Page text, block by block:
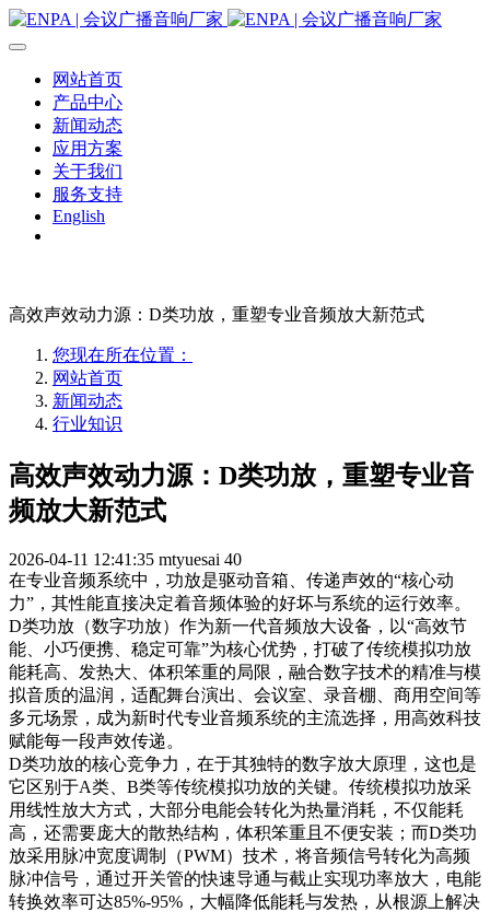
网站首页
产品中心
新闻动态
应用方案
关于我们
服务支持
English
高效声效动力源：D类功放，重塑专业音频放大新范式
您现在所在位置：
网站首页
新闻动态
行业知识
高效声效动力源：D类功放，重塑专业音
频放大新范式
2026-04-11 12:41:35 mtyuesai 40
在专业音频系统中，功放是驱动音箱、传递声效的“核心动
力”，其性能直接决定着音频体验的好坏与系统的运行效率。
D类功放（数字功放）作为新一代音频放大设备，以“高效节
能、小巧便携、稳定可靠”为核心优势，打破了传统模拟功放
能耗高、发热大、体积笨重的局限，融合数字技术的精准与模
拟音质的温润，适配舞台演出、会议室、录音棚、商用空间等
多元场景，成为新时代专业音频系统的主流选择，用高效科技
赋能每一段声效传递。
D类功放的核心竞争力，在于其独特的数字放大原理，这也是
它区别于A类、B类等传统模拟功放的关键。传统模拟功放采
用线性放大方式，大部分电能会转化为热量消耗，不仅能耗
高，还需要庞大的散热结构，体积笨重且不便安装；而D类功
放采用脉冲宽度调制（PWM）技术，将音频信号转化为高频
脉冲信号，通过开关管的快速导通与截止实现功率放大，电能
转换效率可达85%-95%，大幅降低能耗与发热，从根源上解决